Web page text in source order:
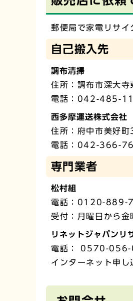
郵便局で家電リサイ
自己搬入先
調布清掃
住所：調布市深大
電話：042-485-
西多摩運送株式会
住所：府中市美好
電話：042-366-
専門業者
松村組
電話：0120-889-
受付：月曜日から
リネットジャパンリ
電話： 0570-056-
インターネット申し